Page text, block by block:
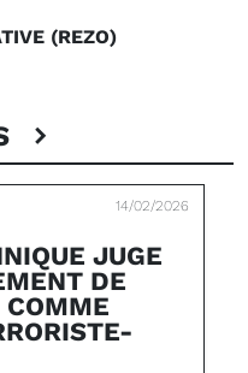
(REZO)
14/02/2026
JUGE
DE
COMME